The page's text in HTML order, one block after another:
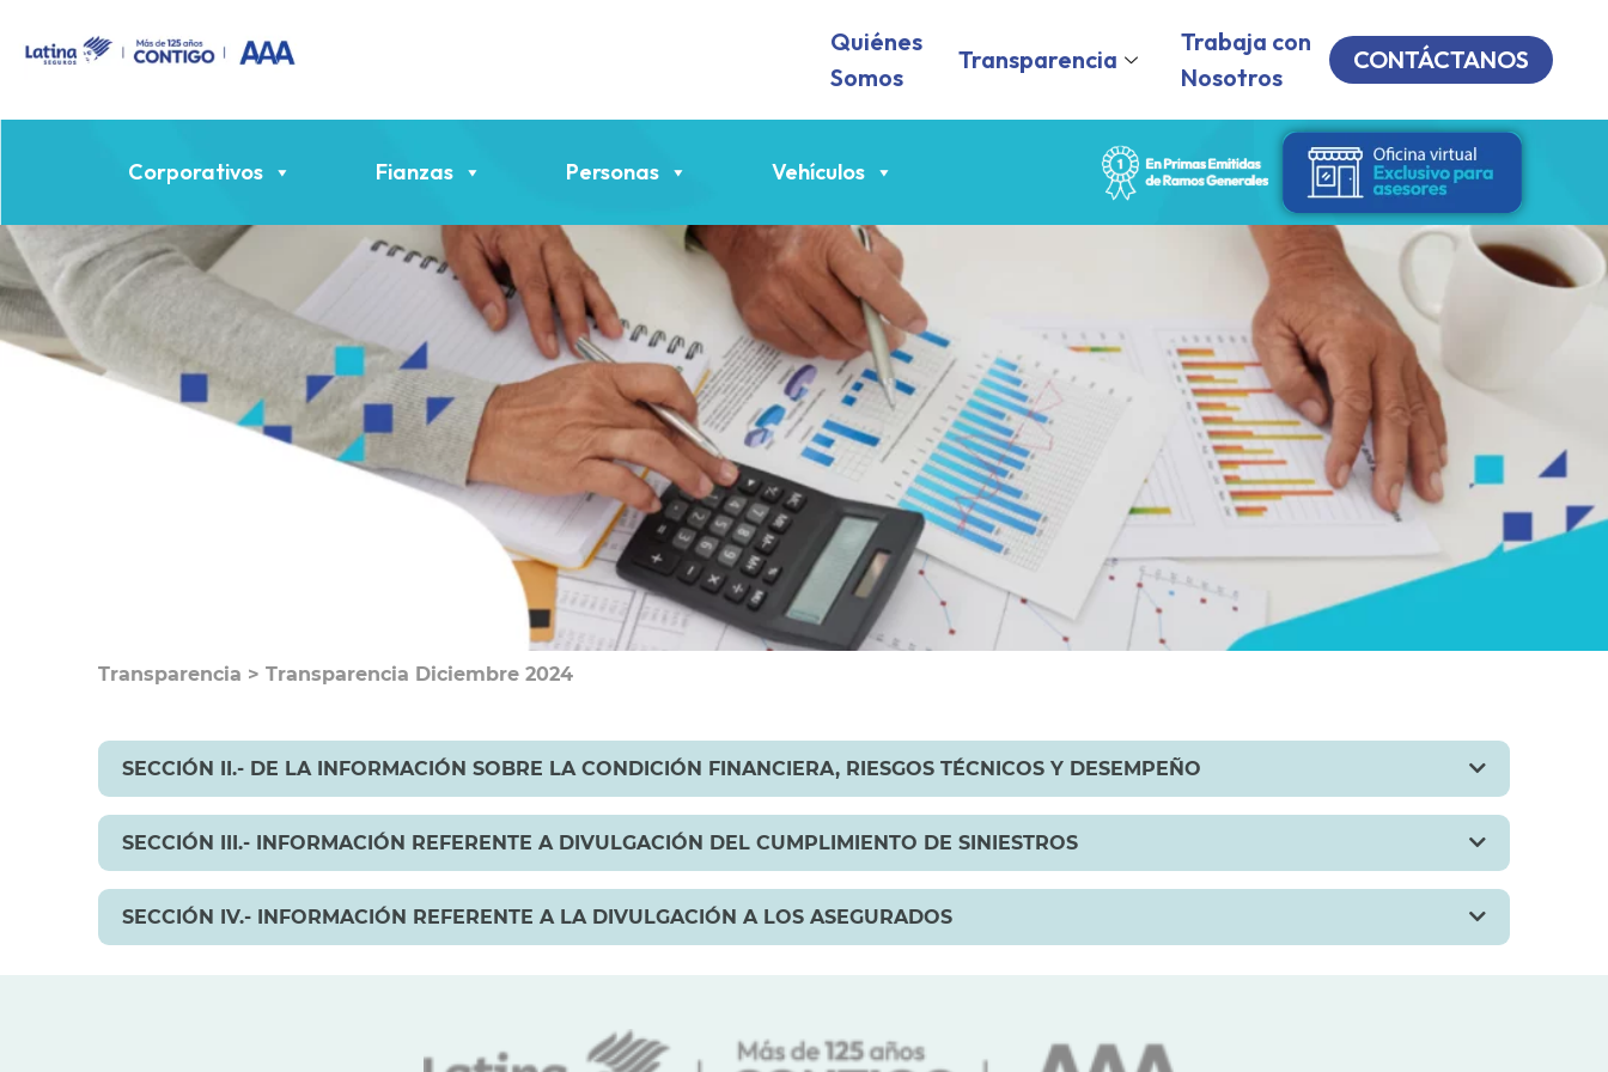
Quiénes
Somos
Transparencia
Trabaja con
Nosotros
CONTÁCTANOS
Corporativos Fianzas Personas Vehículos
Transparencia > Transparencia Diciembre 2024
SECCIÓN II.- DE LA INFORMACIÓN SOBRE LA CONDICIÓN FINANCIERA, RIESGOS TÉCNICOS Y DESEMPEÑO
SECCIÓN III.- INFORMACIÓN REFERENTE A DIVULGACIÓN DEL CUMPLIMIENTO DE SINIESTROS
SECCIÓN IV.- INFORMACIÓN REFERENTE A LA DIVULGACIÓN A LOS ASEGURADOS